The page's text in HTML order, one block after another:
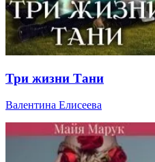
Три жизни Тани
Валентина Елисеева